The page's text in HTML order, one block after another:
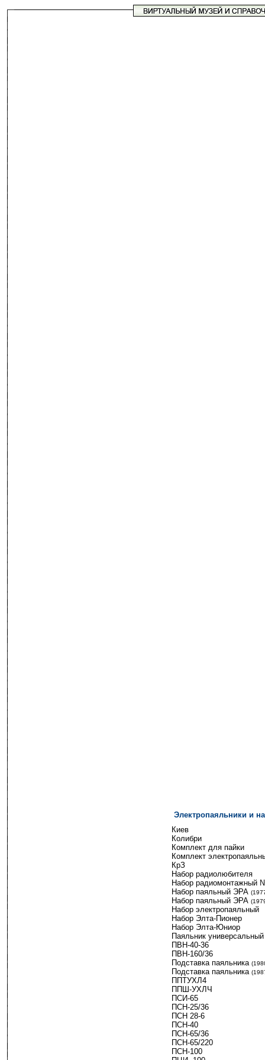
Электропаяльники и
Киев
Колибри
Комплект для пайки
Комплект
КрЗ
Набор радиолюбителя
Набор радиомонтажный
Набор паяльный ЭРА-
Набор паяльный ЭРА-
Набор электропаяльный
Набор Элта-Пионер
Набор Элта-Юниор
Паяльник универсальный
ПВН-40-36
ПВН-160/36
Подставка паяльника-
Подставка паяльника-
ППТУХЛ4
ППШ-УХЛЧ
ПСИ-65
ПСН-25/36
ПСН 28-6
ПСН-40
ПСН-65/36
ПСН-65/220
ПСН-100